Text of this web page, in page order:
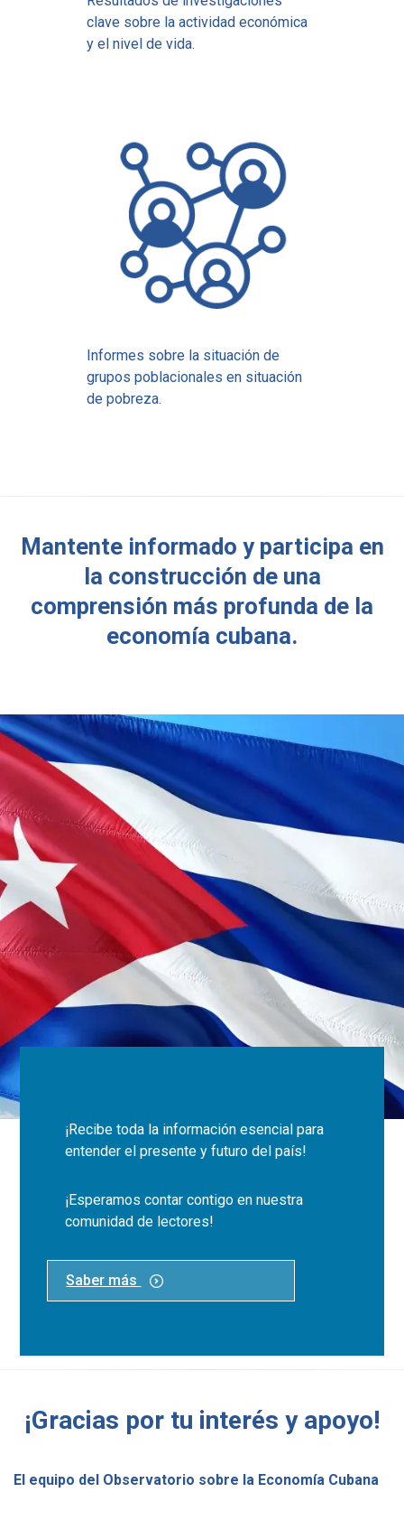
clave sobre la actividad económica
y el nivel de vida.
Informes sobre la situación de
grupos poblacionales en situación
de pobreza.
Mantente informado y participa en
la construcción de una
comprensión más profunda de la
economía cubana.
¡Recibe toda la información esencial para
entender el presente y futuro del país!
¡Esperamos contar contigo en nuestra
comunidad de lectores!
Saber más
¡Gracias por tu interés y apoyo!
El equipo del Observatorio sobre la Economía Cubana